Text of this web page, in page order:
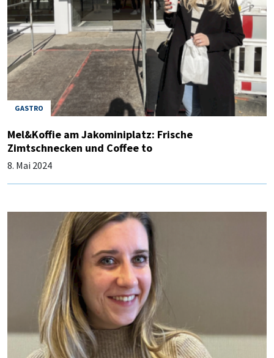
GASTRO
Mel&Koffie am Jakominiplatz: Frische
Zimtschnecken und Coffee to
8. Mai 2024